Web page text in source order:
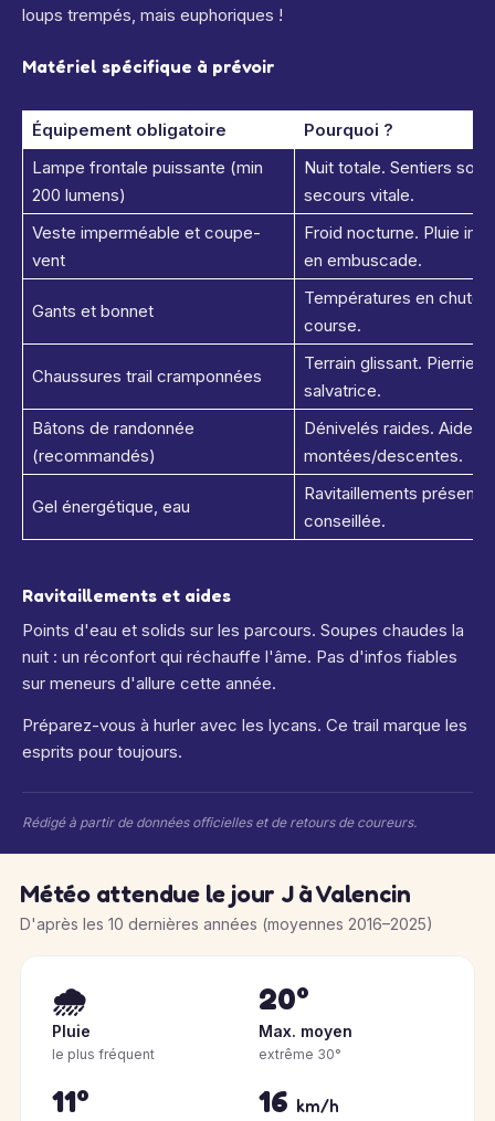
loups trempés, mais euphoriques !
Matériel spécifique à prévoir
Équipement obligatoire
Pourquoi ?
Lampe frontale puissante (min
200 lumens)
Nuit totale. Sentiers
secours vitale.
Veste imperméable et coupe-
vent
Froid nocturne. Pluie
en embuscade.
Gants et bonnet
Températures en
course.
Chaussures trail cramponnées
Terrain glissant.
salvatrice.
Bâtons de randonnée
(recommandés)
Dénivelés raides. Aide
montées/descentes.
Gel énergétique, eau
Ravitaillements
conseillée.
Ravitaillements et aides
Points d'eau et solids sur les parcours. Soupes chaudes la
nuit : un réconfort qui réchauffe l'âme. Pas d'infos fiables
sur meneurs d'allure cette année.
Préparez-vous à hurler avec les lycans. Ce trail marque les
esprits pour toujours.
Rédigé à partir de données officielles et de retours de coureurs.
Météo attendue le jour J à Valencin
D'après les 10 dernières années (moyennes 2016–2025)
🌧️
Pluie
le plus fréquent
20°
Max. moyen
extrême 30°
11° 16 km/h